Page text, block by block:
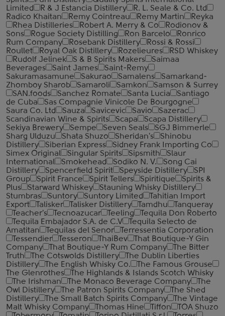
Limited
R & J Estancia Distillery
R. L. Seale & Co. Ltd
Radico Khaitan
Remy Cointreau Remy Martin
Reyka
Rhea Distilleries
Robert A. Merry & Co
Rodionov &
Sons
Rogue Society Distilling Ron Barcelo
Ronrico
Rum Company
Rosebank Distillery
Rossi & Rossi
Roullet
Royal Oak Distillery Rozelieures
RSD Whiskey
Rudolf Jelinek
S & B Spirits Makers
Saimaa
Beverages
Saint James
Saint-Remy
Sakuramasamune
Sakurao Samalens
Samarkand-
Zhomboy Sharob
Samaroli Samkon
Samson & Surrey
SAN.foods
Sanchez Romate Santa Lucia
Santiago
de Cuba
Sas Compagnie Vinicole De Bourgogne
Saura Co. Ltd
Sauza Savicevic Savio
Sazerac
Scandinavian Wine & Spirits
Scapa
Scapa Distillery
Sekiya Brewery
Sempe Seven Seals
SGJ Bimmerle
Sharg Ulduzu
Shata Shuzo Sheridan's
Shinobu
Distillery
Siberian Express
Sidney Frank Importing Co
Simex Original
Singular Spirits Sipsmith
Slaur
International
Smokehead Sodiko N. V.
Song Cai
Distillery
Spencerfield Spirit Speyside Distillery
SPI
Group
Spirit France Spirit Tellers Spiritique
Spirits &
Plus
Starward Whiskey
Stauning Whisky Distillery
Stumbras
Suntory Suntory Limited
Tahitian Import
Export
Talisker Talisker Distillery Tamdhu
Tanqueray
Teacher's
Tecnoazucar Teeling
Tequila Don Roberto
Tequila Embajador S.A. de C.V
Tequila Selecto de
Amatitan
Tequilas del Senor
Terressentia Corporation
Tessendier
Tesseron ThaiBev
That Boutique-Y Gin
Company
That Boutique-Y Rum Company
The Bitter
Truth
The Cotswolds Distillery
The Dublin Liberties
Distillery
The English Whisky Co.
The Famous Grouse
The Glenrothes
The Highlands & Islands Scotch Whisky
The Irishman
The Monaco Beverage Company
The
Owl Distillery
The Patron Spirits Company
The Shed
Distillery
The Small Batch Spirits Company
The Vintage
Malt Whisky Company
Thomas Hine Tiffon
TOA Shuzo